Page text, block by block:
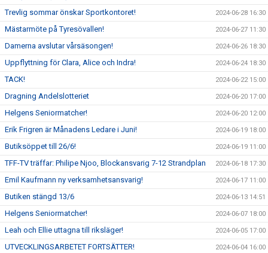
Trevlig sommar önskar Sportkontoret! 2024-06-28 16:30
Mästarmöte på Tyresövallen! 2024-06-27 11:30
Damerna avslutar vårsäsongen! 2024-06-26 18:30
Uppflyttning för Clara, Alice och Indra! 2024-06-24 18:30
TACK! 2024-06-22 15:00
Dragning Andelslotteriet 2024-06-20 17:00
Helgens Seniormatcher! 2024-06-20 12:00
Erik Frigren är Månadens Ledare i Juni! 2024-06-19 18:00
Butiksöppet till 26/6! 2024-06-19 11:00
TFF-TV träffar: Philipe Njoo, Blockansvarig 7-12 Strandplan 2024-06-18 17:30
Emil Kaufmann ny verksamhetsansvarig! 2024-06-17 11:00
Butiken stängd 13/6 2024-06-13 14:51
Helgens Seniormatcher! 2024-06-07 18:00
Leah och Ellie uttagna till riksläger! 2024-06-05 17:00
UTVECKLINGSARBETET FORTSÄTTER! 2024-06-04 16:00